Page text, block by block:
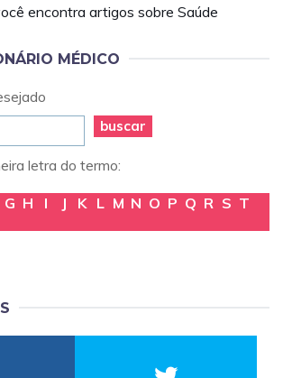
encontra artigos sobre Saúde
MÉDICO
buscar
letra do termo:
G H I J K L M N O P Q R S T